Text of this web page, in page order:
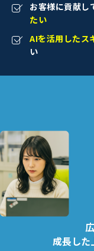
お客様に貢献し
たい
AIを活用したス
い
成長した